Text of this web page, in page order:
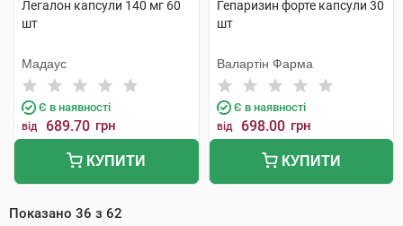
Легалон капсули 140 мг 60
шт
Мадаус
Є в наявності
від 689.70 грн
КУПИТИ
Гепаризин форте капсули 30
шт
Валартін Фарма
Є в наявності
від 698.00 грн
КУПИТИ
Показано 36 з 62